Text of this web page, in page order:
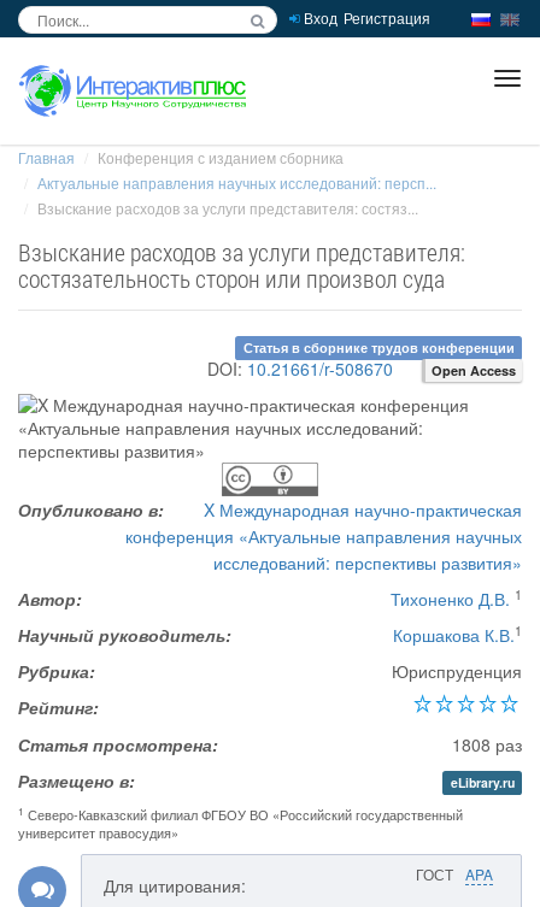
Вход Регистрация
Главная
Конференция с изданием сборника
Актуальные направления научных исследований: персп...
Взыскание расходов за услуги представителя: состяз...
Взыскание расходов за услуги представителя:
состязательность сторон или произвол суда
Статья в сборнике трудов конференции
DOI: 10.21661/r-508670 Open Access
Опубликовано в:
X Международная научно-практическая
конференция «Актуальные направления научных
исследований: перспективы развития»
Автор:
Тихоненко Д.В. 1
Научный руководитель: Коршакова К.В.1
Рубрика:
Юриспруденция
Рейтинг:
Статья просмотрена:
1808 раз
Размещено в:
eLibrary.ru
1 Северо-Кавказский филиал ФГБОУ ВО «Российский государственный
университет правосудия»
ГОСТ APA
Для цитирования: